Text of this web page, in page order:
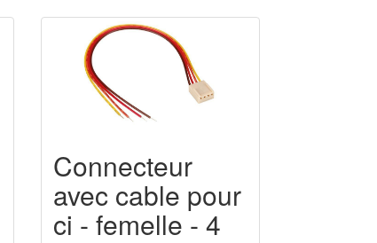
Connecteur
avec cable pour
ci - femelle - 4